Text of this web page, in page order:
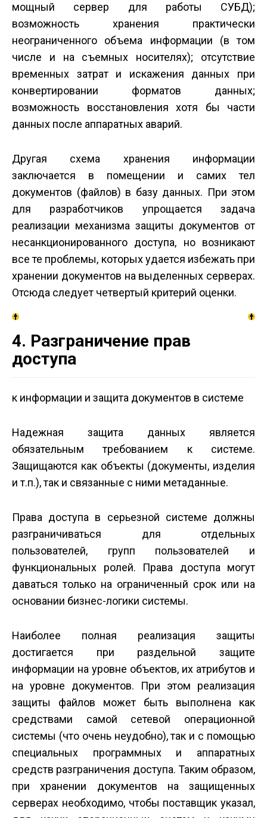
мощный сервер для работы СУБД);
возможность хранения практически
неограниченного объема информации (в том
числе и на съемных носителях); отсутствие
временных затрат и искажения данных при
конвертировании форматов данных;
возможность восстановления хотя бы части
данных после аппаратных аварий.
Другая схема хранения информации
заключается в помещении и самих тел
документов (файлов) в базу данных. При этом
для разработчиков упрощается задача
реализации механизма защиты документов от
несанкционированного доступа, но возникают
все те проблемы, которых удается избежать при
хранении документов на выделенных серверах.
Отсюда следует четвертый критерий оценки.
4. Разграничение прав
доступа
к информации и защита документов в системе
Надежная защита данных является
обязательным требованием к системе.
Защищаются как объекты (документы, изделия
и т.п.), так и связанные с ними метаданные.
Права доступа в серьезной системе должны
разграничиваться для отдельных
пользователей, групп пользователей и
функциональных ролей. Права доступа могут
даваться только на ограниченный срок или на
основании бизнес-логики системы.
Наиболее полная реализация защиты
достигается при раздельной защите
информации на уровне объектов, их атрибутов и
на уровне документов. При этом реализация
защиты файлов может быть выполнена как
средствами самой сетевой операционной
системы (что очень неудобно), так и с помощью
специальных программных и аппаратных
средств разграничения доступа. Таким образом,
при хранении документов на защищенных
серверах необходимо, чтобы поставщик указал,